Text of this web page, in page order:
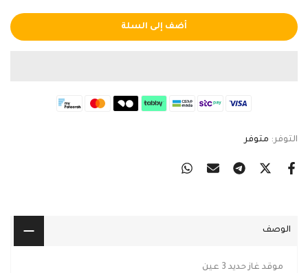
أضف إلى السلة
التوفر: متوفر
الوصف
موقد غاز حديد 3 عين